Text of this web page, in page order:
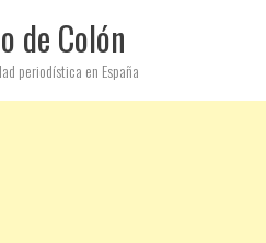
de Colón
periodística en España